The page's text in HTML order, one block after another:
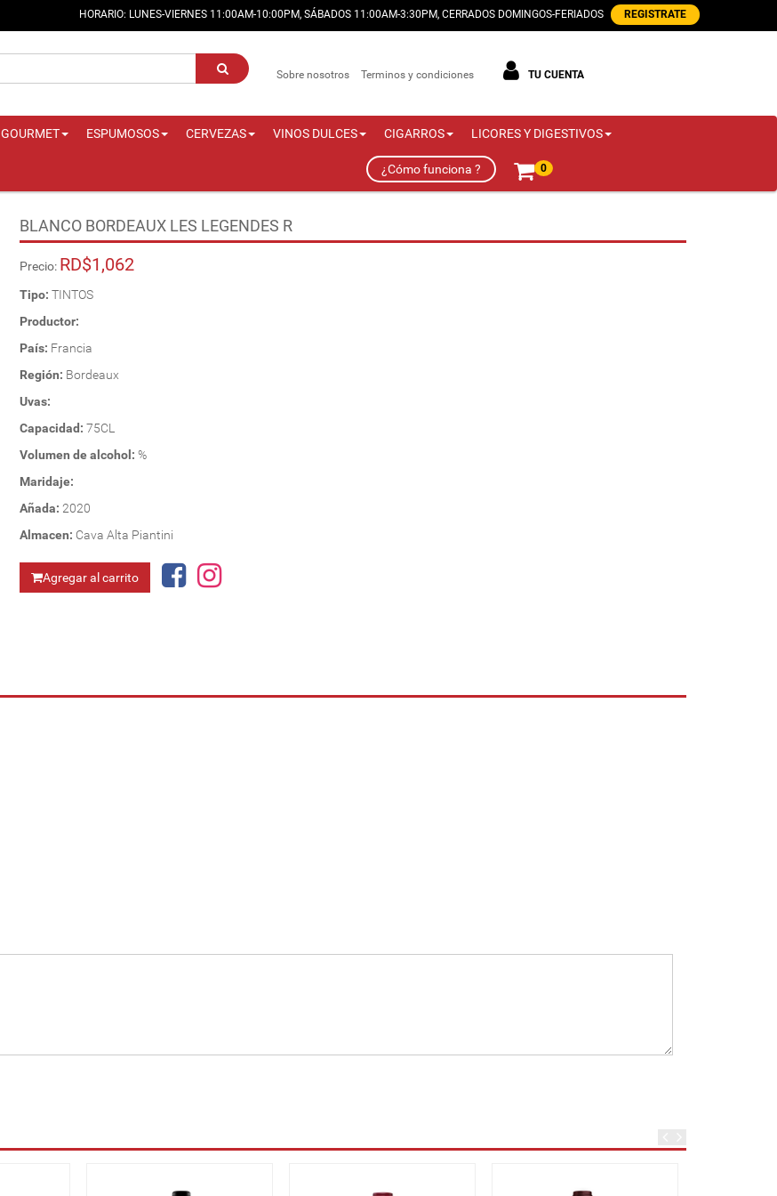
HORARIO: LUNES-VIERNES 11:00AM-10:00PM, SÁBADOS 11:00AM-3:30PM, CERRADOS DOMINGOS-FERIADOS REGISTRATE
Sobre nosotros Terminos y condiciones TU CUENTA
GOURMET ESPUMOSOS CERVEZAS VINOS DULCES CIGARROS LICORES Y DIGESTIVOS
¿Cómo funciona ? 0
BLANCO BORDEAUX LES LEGENDES R
Precio: RD$1,062
Tipo: TINTOS
Productor:
País: Francia
Región: Bordeaux
Uvas:
Capacidad: 75CL
Volumen de alcohol: %
Maridaje:
Añada: 2020
Almacen: Cava Alta Piantini
Agregar al carrito